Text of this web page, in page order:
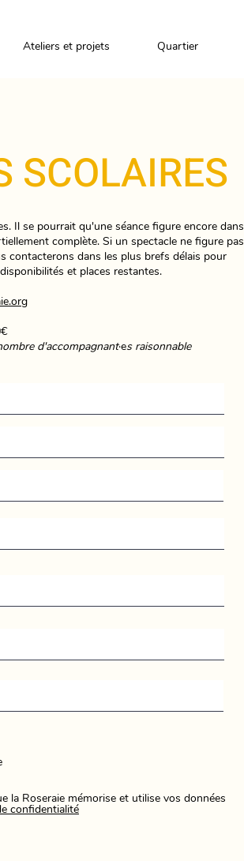
Ateliers et projets Quartier
SCOLAIRES
Il se pourrait qu'une séance figure encore dans
complète. Si un spectacle ne figure pas
contacterons dans les plus brefs délais pour
et places restantes.
d'accompagnant·es raisonnable
la Roseraie mémorise et utilise vos données
confidentialité